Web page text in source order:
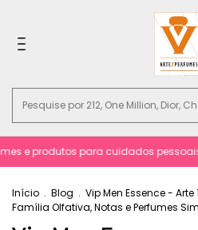
e produtos para cuidados pessoais
Início . Blog . Vip Men Essence -
Família Olfativa, Notas e Perfumes